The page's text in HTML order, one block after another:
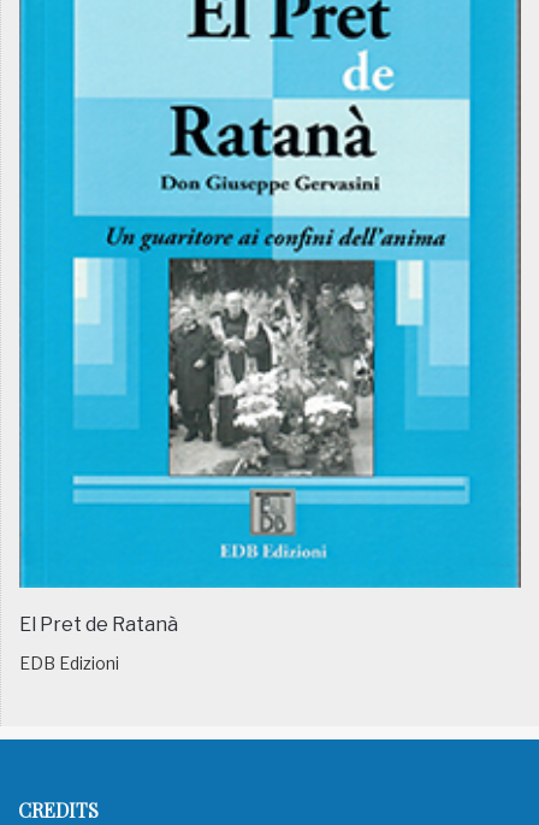
El Pret de Ratanà
EDB Edizioni
CREDITS